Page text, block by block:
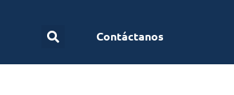
Contáctanos